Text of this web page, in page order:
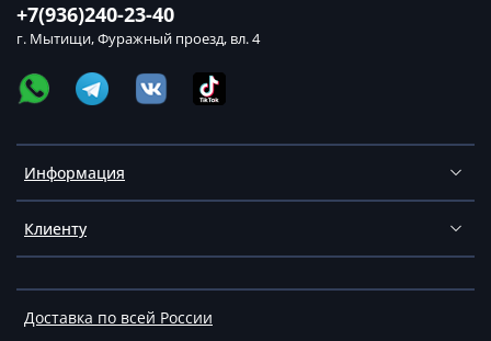
Информация
Клиенту
Доставка по всей России
+7(936)240-23-40
г. Мытищи, Фуражный проезд, вл. 4